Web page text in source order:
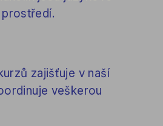
zajišťuje v naší
veškerou